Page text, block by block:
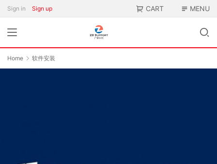
Sign in Sign up CART MENU
Home 软件安装